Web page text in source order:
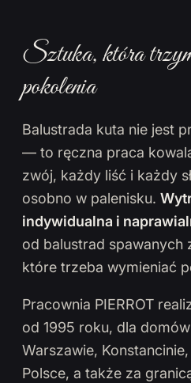
Sztuka, która
pokolenia
Balustrada kuta nie jest
— to ręczna praca
zwój, każdy liść i każdy
osobno w palenisku.
indywidualna i
od balustrad spawanych
które trzeba wymieniać
Pracownia PIERROT
od 1995 roku, dla
Warszawie,
Polsce, a także za